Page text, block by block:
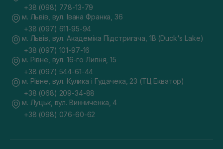
+38 (098) 778-13-79
м. Львів, вул. Івана Франка, 36
+38 (097) 611-95-94
м. Львів, вул. Академіка Підстригача, 1В (Duck's Lake)
+38 (097) 101-97-16
м. Рівне, вул. 16-го Липня, 15
+38 (097) 544-61-44
м. Рівне, вул. Кулика і Гудачека, 23 (ТЦ Екватор)
+38 (068) 209-34-88
м. Луцьк, вул. Винниченка, 4
+38 (098) 076-60-62